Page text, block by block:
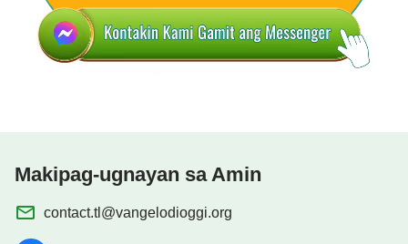
Makipag-ugnayan sa Amin
contact.tl@vangelodioggi.org